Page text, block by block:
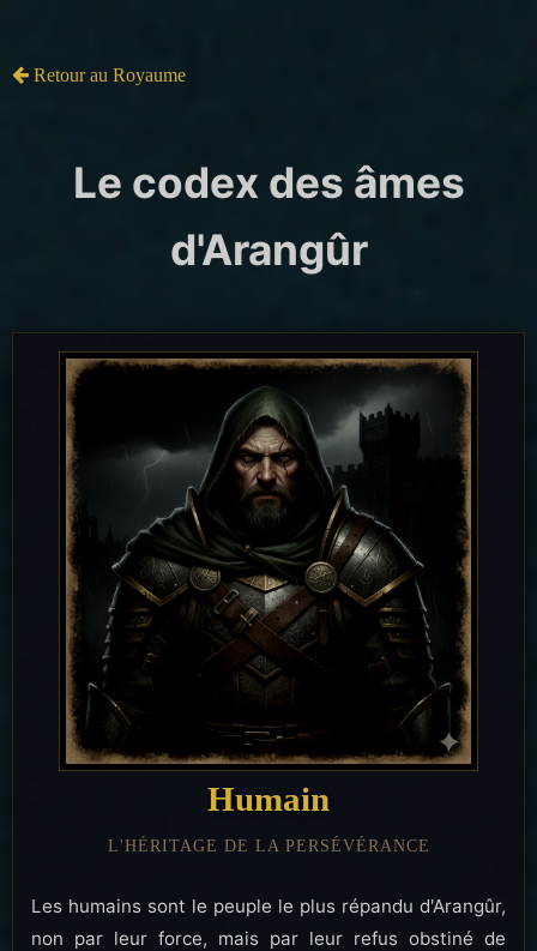
Retour au Royaume
Le codex des âmes
d'Arangûr
Humain
L'HÉRITAGE DE LA PERSÉVÉRANCE
Les humains sont le peuple le plus répandu d'Arangûr,
non par leur force, mais par leur refus obstiné de